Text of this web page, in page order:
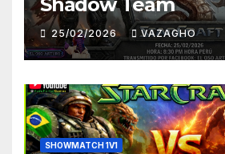
25/02/2026 VAZAGHO
SHOWMATCH 1V1